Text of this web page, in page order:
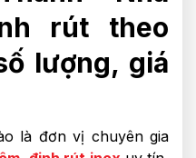
rút theo
lượng, giá
là đơn vị chuyên gia